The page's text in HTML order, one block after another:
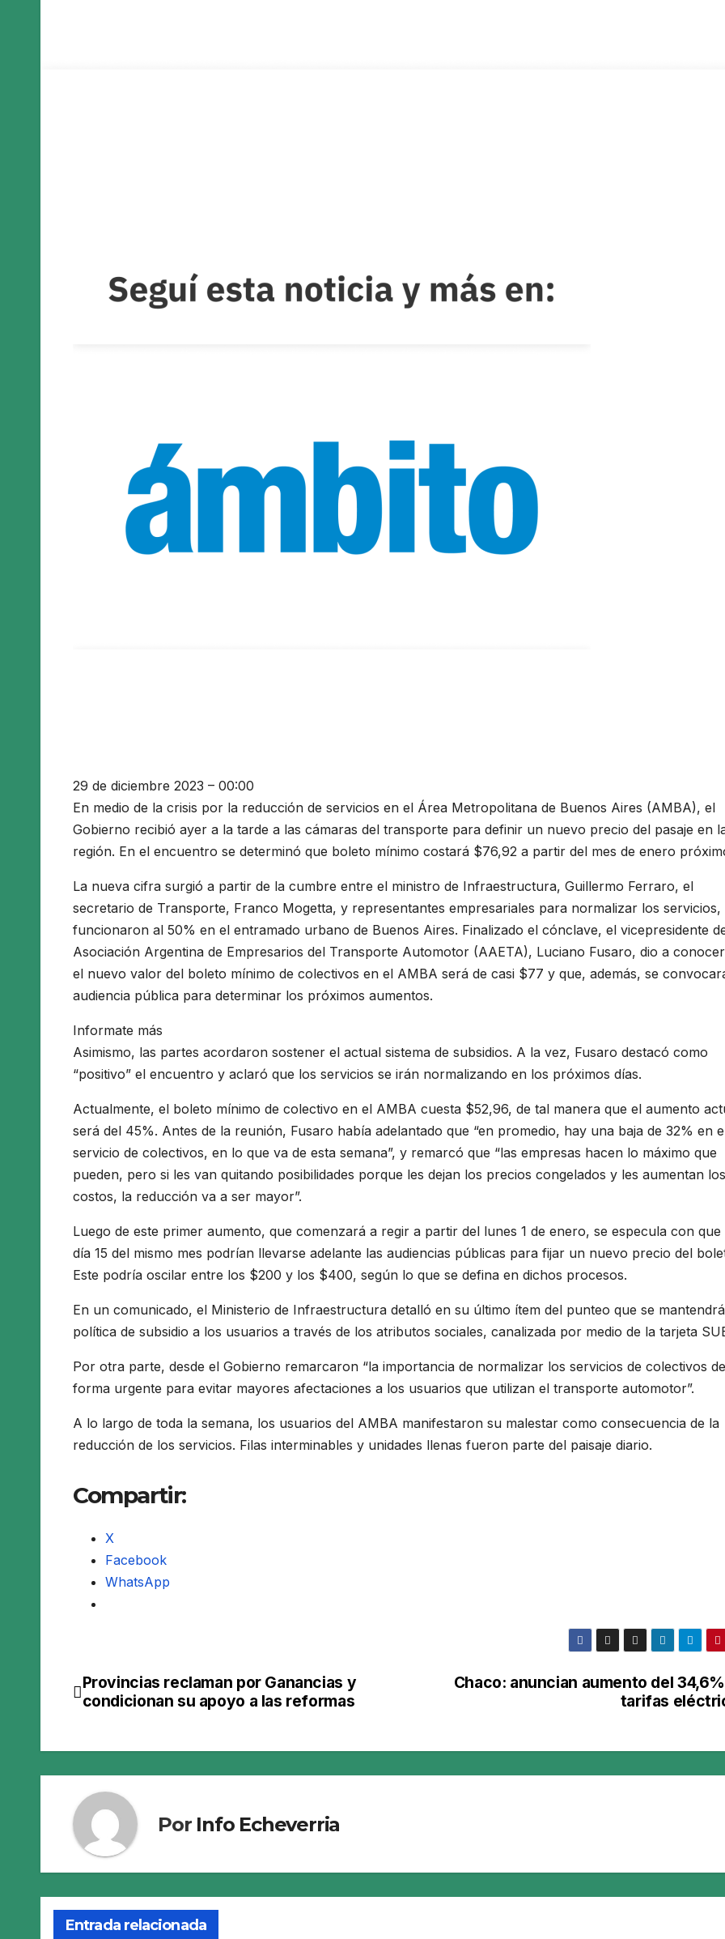
29 de diciembre 2023 – 00:00
En medio de la crisis por la reducción de servicios en el Área Metropolitana de Buenos Aires (AMBA), el
Gobierno recibió ayer a la tarde a las cámaras del transporte para definir un nuevo precio del pasaje en
región. En el encuentro se determinó que boleto mínimo costará $76,92 a partir del mes de enero
La nueva cifra surgió a partir de la cumbre entre el ministro de Infraestructura, Guillermo Ferraro, el
secretario de Transporte, Franco Mogetta, y representantes empresariales para normalizar los servicios,
funcionaron al 50% en el entramado urbano de Buenos Aires. Finalizado el cónclave, el vicepresidente
Asociación Argentina de Empresarios del Transporte Automotor (AAETA), Luciano Fusaro, dio a
el nuevo valor del boleto mínimo de colectivos en el AMBA será de casi $77 y que, además, se
audiencia pública para determinar los próximos aumentos.
Informate más
Asimismo, las partes acordaron sostener el actual sistema de subsidios. A la vez, Fusaro destacó como
“positivo” el encuentro y aclaró que los servicios se irán normalizando en los próximos días.
Actualmente, el boleto mínimo de colectivo en el AMBA cuesta $52,96, de tal manera que el aumento
será del 45%. Antes de la reunión, Fusaro había adelantado que “en promedio, hay una baja de 32% en
servicio de colectivos, en lo que va de esta semana”, y remarcó que “las empresas hacen lo máximo que
pueden, pero si les van quitando posibilidades porque les dejan los precios congelados y les aumentan los
costos, la reducción va a ser mayor”.
Luego de este primer aumento, que comenzará a regir a partir del lunes 1 de enero, se especula con que
día 15 del mismo mes podrían llevarse adelante las audiencias públicas para fijar un nuevo precio del
Este podría oscilar entre los $200 y los $400, según lo que se defina en dichos procesos.
En un comunicado, el Ministerio de Infraestructura detalló en su último ítem del punteo que se
política de subsidio a los usuarios a través de los atributos sociales, canalizada por medio de la tarjeta
Por otra parte, desde el Gobierno remarcaron “la importancia de normalizar los servicios de colectivos de
forma urgente para evitar mayores afectaciones a los usuarios que utilizan el transporte automotor”.
A lo largo de toda la semana, los usuarios del AMBA manifestaron su malestar como consecuencia de la
reducción de los servicios. Filas interminables y unidades llenas fueron parte del paisaje diario.
Compartir:
X
Facebook
WhatsApp
Navegación
entradas
Chaco: anuncian aumento del
tarifas
Provincias reclaman por Ganancias y
condicionan su apoyo a las reformas
Por Info Echeverria
Entrada relacionada